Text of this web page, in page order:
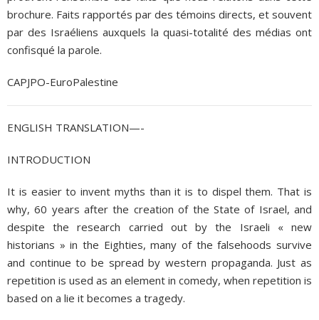
brochure. Faits rapportés par des témoins directs, et souvent
par des Israéliens auxquels la quasi-totalité des médias ont
confisqué la parole.
CAPJPO-EuroPalestine
ENGLISH TRANSLATION—-
INTRODUCTION
It is easier to invent myths than it is to dispel them. That is
why, 60 years after the creation of the State of Israel, and
despite the research carried out by the Israeli « new
historians » in the Eighties, many of the falsehoods survive
and continue to be spread by western propaganda. Just as
repetition is used as an element in comedy, when repetition is
based on a lie it becomes a tragedy.